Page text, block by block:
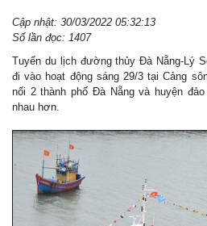
Cập nhật: 30/03/2022 05:32:13
Số lần đọc: 1407
Tuyến du lịch đường thủy Đà Nẵng-Lý
đi vào hoạt động sáng 29/3 tại Cảng
nối 2 thành phố Đà Nẵng và huyện
nhau hơn.